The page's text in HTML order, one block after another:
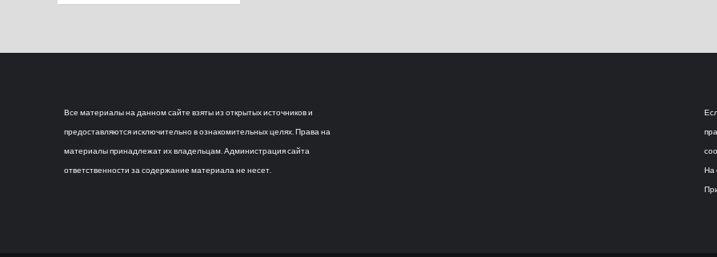
Все материалы на данном сайте взяты из открытых источников и
предоставляются исключительно в ознакомительных целях. Права на
материалы принадлежат их владельцам. Администрация сайта
ответственности за содержание материала не несет.
На